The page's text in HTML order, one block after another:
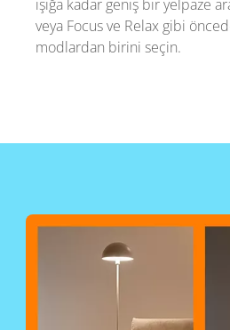
ışığa kadar geniş bir yelpaze
veya Focus ve Relax gibi
modlardan birini seçin.